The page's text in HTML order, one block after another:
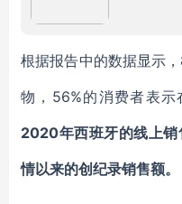
根据报告中的数据显示
物，56%的消费者表示
2020年西班牙的线上
情以来的创纪录销售额。